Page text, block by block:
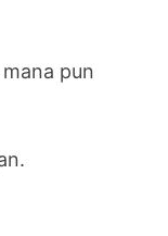
pun